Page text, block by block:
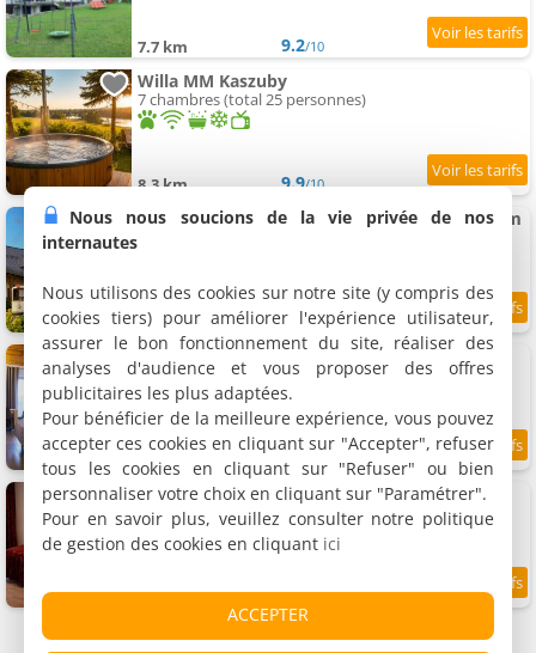
7.7 km 9.2/10
Willa MM Kaszuby
7 chambres (total 25 personnes)
8.3 km 9.9/10
Złota Jesień Restauracja i Noclegi nad jeziorem
8.8 km 9.4/10
URychertow
5 chambres (total 12 personnes)
8.9 km 9.1
Gościniec Kaszubski
4 chambres (total 8 personnes)
10.2 km 8.7/10
Nous nous soucions de la vie privée de nos
internautes
Nous utilisons des cookies sur notre site (y compris des
cookies tiers) pour améliorer l'expérience utilisateur,
assurer le bon fonctionnement du site, réaliser des
analyses d'audience et vous proposer des offres
publicitaires les plus adaptées.
Pour bénéficier de la meilleure expérience, vous pouvez
accepter ces cookies en cliquant sur "Accepter", refuser
tous les cookies en cliquant sur "Refuser" ou bien
personnaliser votre choix en cliquant sur "Paramétrer".
Pour en savoir plus, veuillez consulter notre politique
de gestion des cookies en cliquant ici
ACCEPTER